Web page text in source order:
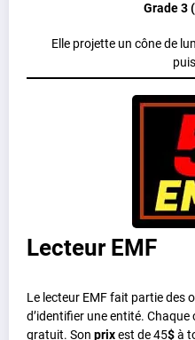
Grade 3
Elle projette un cône de
Lecteur EMF
Le lecteur EMF fait partie des
d’identifier une entité.
gratuit. Son prixest de 45$à